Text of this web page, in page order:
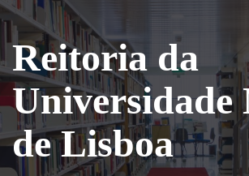
Reitoria da
Universidade
de Lisboa